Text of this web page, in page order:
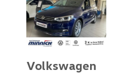
Volkswagen